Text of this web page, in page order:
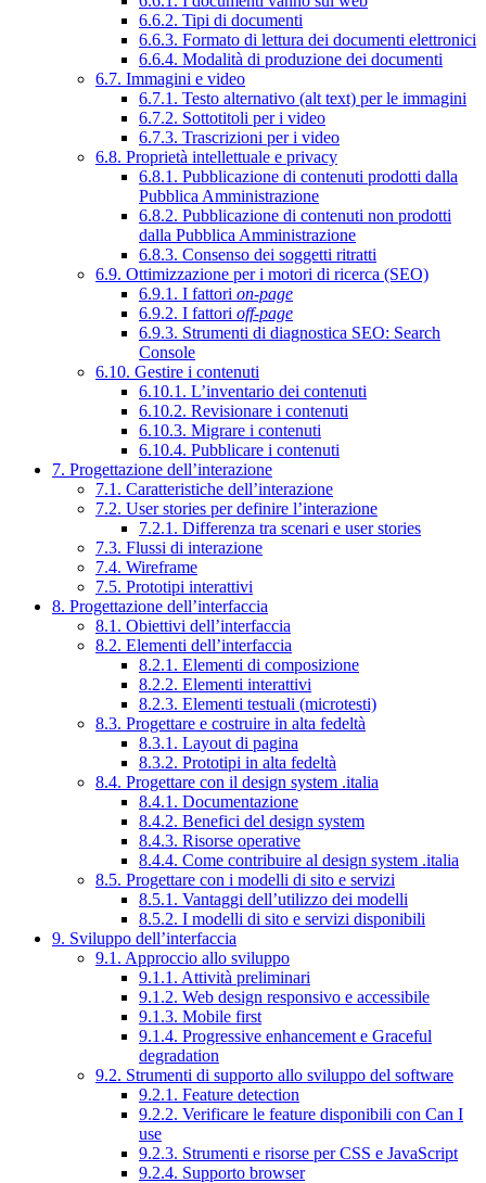
6.6.2. Tipi di documenti
6.6.3. Formato di lettura dei documenti elettronici
6.6.4. Modalità di produzione dei documenti
6.7. Immagini e video
6.7.1. Testo alternativo (alt text) per le immagini
6.7.2. Sottotitoli per i video
6.7.3. Trascrizioni per i video
6.8. Proprietà intellettuale e privacy
6.8.1. Pubblicazione di contenuti prodotti dalla
Pubblica Amministrazione
6.8.2. Pubblicazione di contenuti non prodotti
dalla Pubblica Amministrazione
6.8.3. Consenso dei soggetti ritratti
6.9. Ottimizzazione per i motori di ricerca (SEO)
6.9.1. I fattori on-page
6.9.2. I fattori off-page
6.9.3. Strumenti di diagnostica SEO: Search
Console
6.10. Gestire i contenuti
6.10.1. L’inventario dei contenuti
6.10.2. Revisionare i contenuti
6.10.3. Migrare i contenuti
6.10.4. Pubblicare i contenuti
7. Progettazione dell’interazione
7.1. Caratteristiche dell’interazione
7.2. User stories per definire l’interazione
7.2.1. Differenza tra scenari e user stories
7.3. Flussi di interazione
7.4. Wireframe
7.5. Prototipi interattivi
8. Progettazione dell’interfaccia
8.1. Obiettivi dell’interfaccia
8.2. Elementi dell’interfaccia
8.2.1. Elementi di composizione
8.2.2. Elementi interattivi
8.2.3. Elementi testuali (microtesti)
8.3. Progettare e costruire in alta fedeltà
8.3.1. Layout di pagina
8.3.2. Prototipi in alta fedeltà
8.4. Progettare con il design system .italia
8.4.1. Documentazione
8.4.2. Benefici del design system
8.4.3. Risorse operative
8.4.4. Come contribuire al design system .italia
8.5. Progettare con i modelli di sito e servizi
8.5.1. Vantaggi dell’utilizzo dei modelli
8.5.2. I modelli di sito e servizi disponibili
9. Sviluppo dell’interfaccia
9.1. Approccio allo sviluppo
9.1.1. Attività preliminari
9.1.2. Web design responsivo e accessibile
9.1.3. Mobile first
9.1.4. Progressive enhancement e Graceful
degradation
9.2. Strumenti di supporto allo sviluppo del software
9.2.1. Feature detection
9.2.2. Verificare le feature disponibili con Can I
use
9.2.3. Strumenti e risorse per CSS e JavaScript
9.2.4. Supporto browser